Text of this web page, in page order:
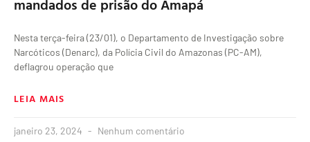
mandados de prisão do Amapá
Nesta terça-feira (23/01), o Departamento de Investigação sobre
Narcóticos (Denarc), da Polícia Civil do Amazonas (PC-AM),
deflagrou operação que
LEIA MAIS
janeiro 23, 2024 Nenhum comentário